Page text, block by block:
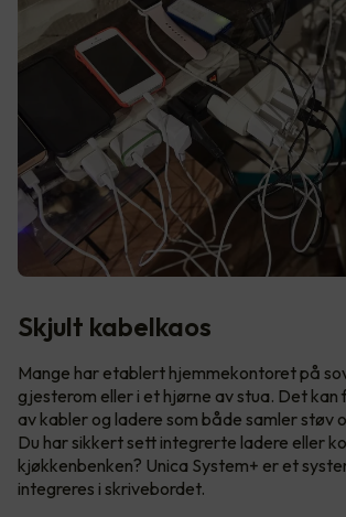
Skjult kabelkaos
Mange har etablert hjemmekontoret på
gjesterom eller i et hjørne av stua. Det
av kabler og ladere som både samler støv
Du har sikkert sett integrerte ladere eller
kjøkkenbenken? Unica System+ er et
integreres i skrivebordet.